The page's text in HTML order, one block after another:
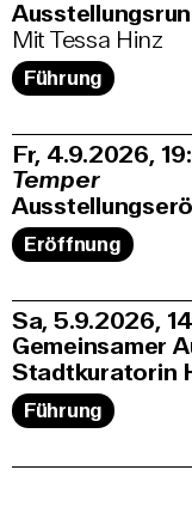
Mit Tessa Hinz
Führung
Fr, 4.9.2026
Temper
Eröffnung
Sa, 5.9.2026
Gemeinsamer
Stadtkuratorin
Führung